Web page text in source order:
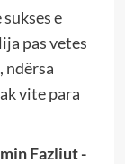
e
pas vetes
ndërsa
vite para
Fazliut -